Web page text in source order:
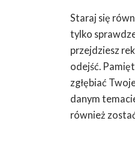
Staraj się
tylko
przejdziesz
odejść.
zgłębiać
danym
również